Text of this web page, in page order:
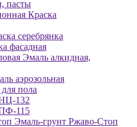
пасты
Краска
серебрянка
фасадная
Эмаль алкидная,
аэрозольная
пола
132
115
Эмаль-грунт Ржаво-Стоп